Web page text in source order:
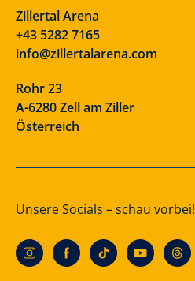
Zillertal Arena
+43 5282 7165
info@zillertalarena.com
Rohr 23
A-6280 Zell am Ziller
Österreich
Unsere Socials – schau vorbei!